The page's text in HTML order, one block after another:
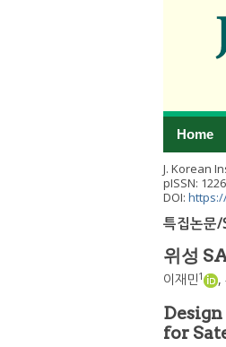
Home
J. Korean
pISSN:
DOI: https://
특집논문
위성
이재민1 ,
for